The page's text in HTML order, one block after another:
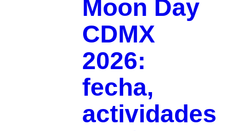
Moon Day
CDMX
2026:
fecha,
actividades